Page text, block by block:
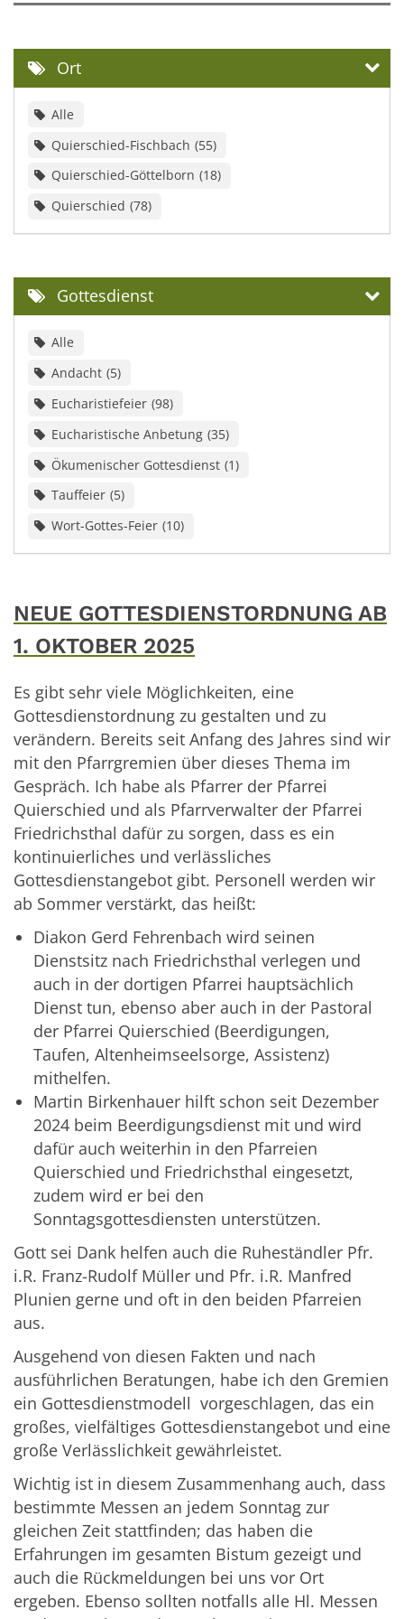
Ort
Alle
Quierschied-Fischbach 55
Quierschied-Göttelborn 18
Quierschied 78
Gottesdienst
Alle
Andacht 5
Eucharistiefeier 98
Eucharistische Anbetung 35
Ökumenischer Gottesdienst 1
Tauffeier 5
Wort-Gottes-Feier 10
NEUE GOTTESDIENSTORDNUNG AB
1. OKTOBER 2025
Es gibt sehr viele Möglichkeiten, eine
Gottesdienstordnung zu gestalten und zu
verändern. Bereits seit Anfang des Jahres sind wir
mit den Pfarrgremien über dieses Thema im
Gespräch. Ich habe als Pfarrer der Pfarrei
Quierschied und als Pfarrverwalter der Pfarrei
Friedrichsthal dafür zu sorgen, dass es ein
kontinuierliches und verlässliches
Gottesdienstangebot gibt. Personell werden wir
ab Sommer verstärkt, das heißt:
Diakon Gerd Fehrenbach wird seinen
Dienstsitz nach Friedrichsthal verlegen und
auch in der dortigen Pfarrei hauptsächlich
Dienst tun, ebenso aber auch in der Pastoral
der Pfarrei Quierschied (Beerdigungen,
Taufen, Altenheimseelsorge, Assistenz)
mithelfen.
Martin Birkenhauer hilft schon seit Dezember
2024 beim Beerdigungsdienst mit und wird
dafür auch weiterhin in den Pfarreien
Quierschied und Friedrichsthal eingesetzt,
zudem wird er bei den
Sonntagsgottesdiensten unterstützen.
Gott sei Dank helfen auch die Ruheständler Pfr.
i.R. Franz-Rudolf Müller und Pfr. i.R. Manfred
Plunien gerne und oft in den beiden Pfarreien
aus.
Ausgehend von diesen Fakten und nach
ausführlichen Beratungen, habe ich den Gremien
ein Gottesdienstmodell vorgeschlagen, das ein
großes, vielfältiges Gottesdienstangebot und eine
große Verlässlichkeit gewährleistet.
Wichtig ist in diesem Zusammenhang auch, dass
bestimmte Messen an jedem Sonntag zur
gleichen Zeit stattfinden; das haben die
Erfahrungen im gesamten Bistum gezeigt und
auch die Rückmeldungen bei uns vor Ort
ergeben. Ebenso sollten notfalls alle Hl. Messen